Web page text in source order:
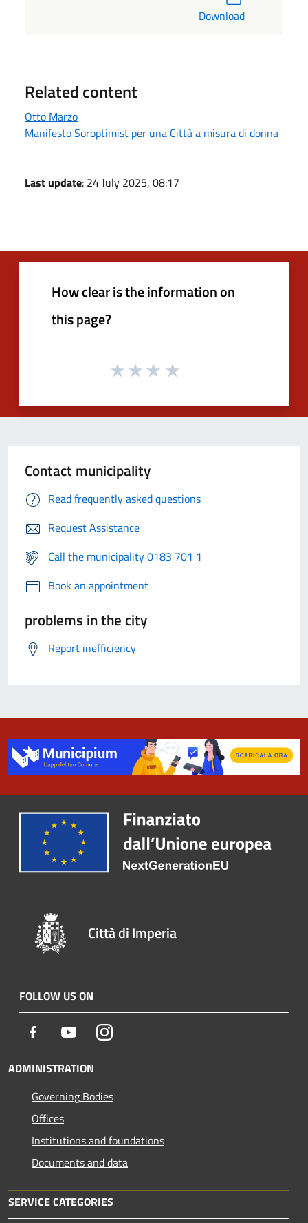
Download
Related content
Otto Marzo
Manifesto Soroptimist per una Città a misura di donna
Last update: 24 July 2025, 08:17
How clear is the information on
this page?
Contact municipality
Read frequently asked questions
Request Assistance
Call the municipality 0183 701 1
Book an appointment
problems in the city
Report inefficiency
Città di Imperia
FOLLOW US ON
Facebook YoutubeInstagram
ADMINISTRATION
Governing Bodies
Offices
Institutions and foundations
Documents and data
SERVICE CATEGORIES